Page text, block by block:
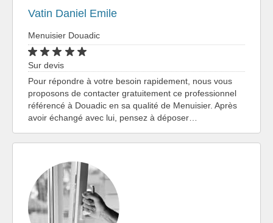
Vatin Daniel Emile
Menuisier Douadic
Sur devis
Pour répondre à votre besoin rapidement, nous vous
proposons de contacter gratuitement ce professionnel
référencé à Douadic en sa qualité de Menuisier. Après
avoir échangé avec lui, pensez à déposer…